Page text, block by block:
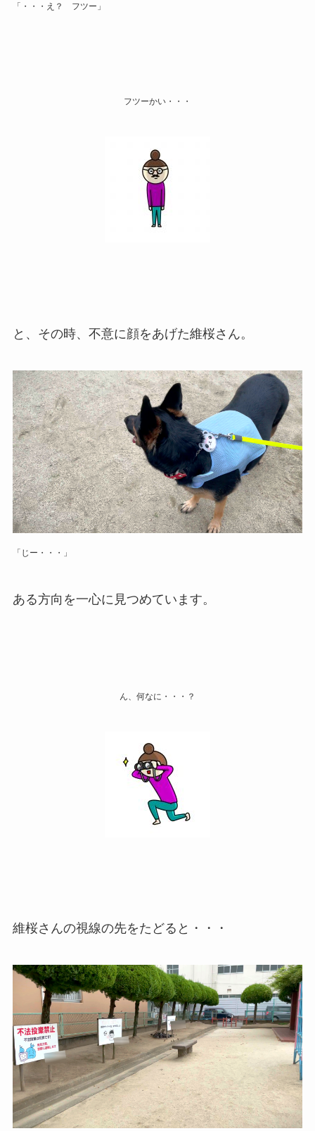
「・・・え？ フツー」
フツーかい・・・
と、その時、不意に顔をあげた維桜さん。
「じー・・・」
ある方向を一心に見つめています。
ん、何なに・・・？
維桜さんの視線の先をたどると・・・